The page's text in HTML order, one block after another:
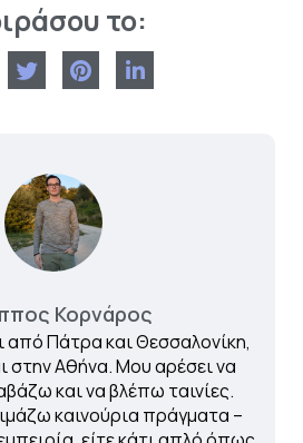
το:
Κορνάρος
από Πάτρα και Θεσσαλονίκη,
στην Αθήνα. Μου αρέσει να
και να βλέπω ταινίες.
καινούρια πράγματα –